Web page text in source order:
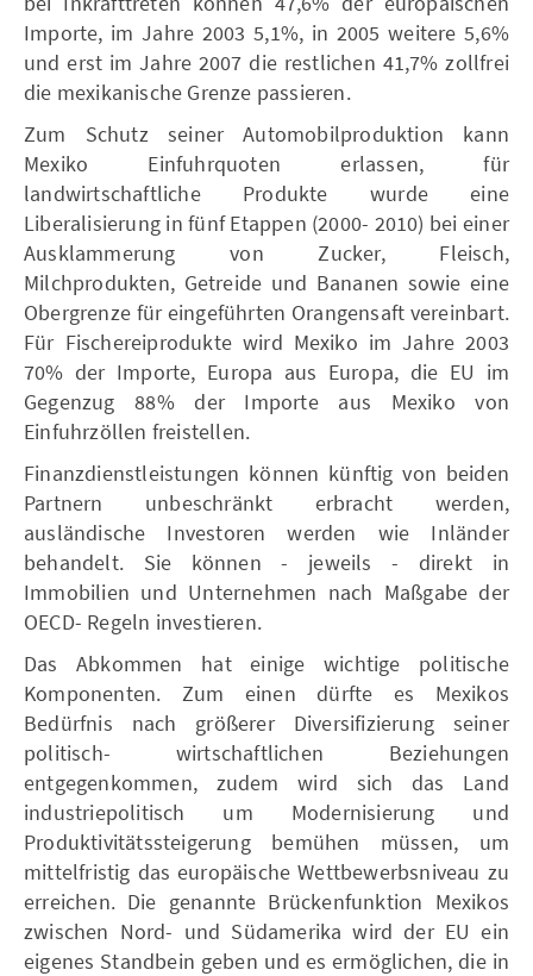
Importe, im Jahre 2003 5,1%, in 2005 weitere 5,6%
und erst im Jahre 2007 die restlichen 41,7% zollfrei
die mexikanische Grenze passieren.
Zum Schutz seiner Automobilproduktion kann
Mexiko Einfuhrquoten erlassen, für
landwirtschaftliche Produkte wurde eine
Liberalisierung in fünf Etappen (2000- 2010) bei einer
Ausklammerung von Zucker, Fleisch,
Milchprodukten, Getreide und Bananen sowie eine
Obergrenze für eingeführten Orangensaft vereinbart.
Für Fischereiprodukte wird Mexiko im Jahre 2003
70% der Importe, Europa aus Europa, die EU im
Gegenzug 88% der Importe aus Mexiko von
Einfuhrzöllen freistellen.
Finanzdienstleistungen können künftig von beiden
Partnern unbeschränkt erbracht werden,
ausländische Investoren werden wie Inländer
behandelt. Sie können - jeweils - direkt in
Immobilien und Unternehmen nach Maßgabe der
OECD- Regeln investieren.
Das Abkommen hat einige wichtige politische
Komponenten. Zum einen dürfte es Mexikos
Bedürfnis nach größerer Diversifizierung seiner
politisch- wirtschaftlichen Beziehungen
entgegenkommen, zudem wird sich das Land
industriepolitisch um Modernisierung und
Produktivitätssteigerung bemühen müssen, um
mittelfristig das europäische Wettbewerbsniveau zu
erreichen. Die genannte Brückenfunktion Mexikos
zwischen Nord- und Südamerika wird der EU ein
eigenes Standbein geben und es ermöglichen, die in